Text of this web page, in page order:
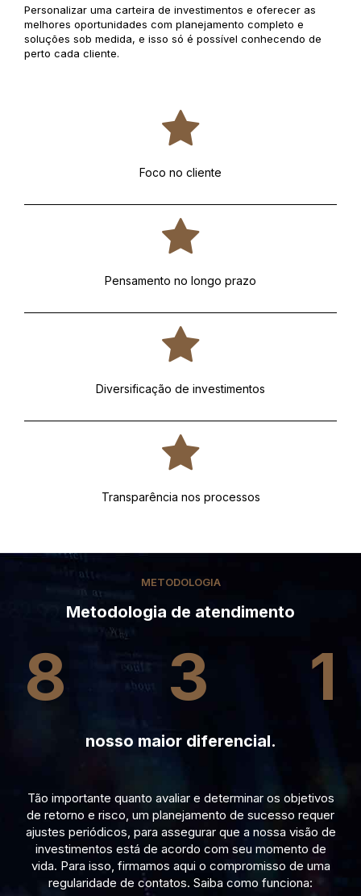
Personalizar uma carteira de investimentos e oferecer as
melhores oportunidades com planejamento completo e
soluções sob medida, e isso só é possível conhecendo de
perto cada cliente.
Foco no cliente
Pensamento no longo prazo
Diversificação de investimentos
Transparência nos processos
METODOLOGIA
Metodologia de atendimento
8 3 1
nosso maior diferencial.
Tão importante quanto avaliar e determinar os objetivos
de retorno e risco, um planejamento de sucesso requer
ajustes periódicos, para assegurar que a nossa visão de
investimentos está de acordo com seu momento de
vida. Para isso, firmamos aqui o compromisso de uma
regularidade de contatos. Saiba como funciona: